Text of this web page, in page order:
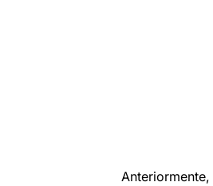
Anteriormente,